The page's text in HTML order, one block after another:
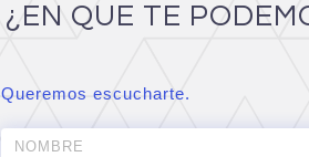
¿EN QUE TE
Queremos escucharte.